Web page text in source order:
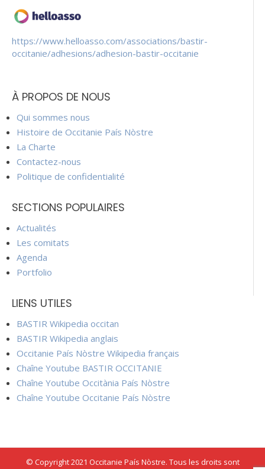
https://www.helloasso.com/associations/bastir-
occitanie/adhesions/adhesion-bastir-occitanie
À PROPOS DE NOUS
Qui sommes nous
Histoire de Occitanie País Nòstre
La Charte
Contactez-nous
Politique de confidentialité
SECTIONS POPULAIRES
Actualités
Les comitats
Agenda
Portfolio
LIENS UTILES
BASTIR Wikipedia occitan
BASTIR Wikipedia anglais
Occitanie País Nòstre Wikipedia français
Chaîne Youtube BASTIR OCCITANIE
Chaîne Youtube Occitània País Nòstre
Chaîne Youtube Occitanie País Nòstre
© Copyright 2021 Occitanie País Nòstre. Tous les droits sont